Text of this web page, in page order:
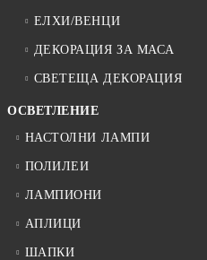
ЕЛХИ/ВЕНЦИ
ДЕКОРАЦИЯ ЗА МАСА
СВЕТЕЩА ДЕКОРАЦИЯ
ОСВЕТЛЕНИЕ
НАСТОЛНИ ЛАМПИ
ПОЛИЛЕИ
ЛАМПИОНИ
АПЛИЦИ
ШАПКИ